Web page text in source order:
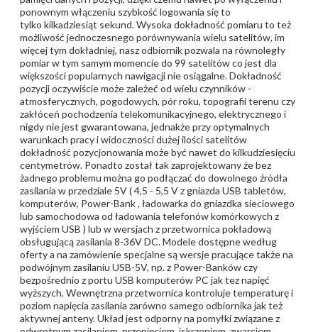
ponownym włączeniu szybkość logowania się to
tylko kilkadziesiąt sekund. Wysoka dokładność pomiaru to też
możliwość jednoczesnego porównywania wielu satelitów, im
więcej tym dokładniej, nasz odbiornik pozwala na równoległy
pomiar w tym samym momencie do 99 satelitów co jest dla
większości popularnych nawigacji nie osiągalne. Dokładność
pozycji oczywiście może zależeć od wielu czynników -
atmosferycznych, pogodowych, pór roku, topografii terenu czy
zakłóceń pochodzenia telekomunikacyjnego, elektrycznego i
nigdy nie jest gwarantowana, jednakże przy optymalnych
warunkach pracy i widoczności dużej ilości satelitów
dokładność pozycjonowania może być nawet do kilkudziesięciu
centymetrów. Ponadto został tak zaprojektowany że bez
żadnego problemu można go podłączać do dowolnego źródła
zasilania w przedziale 5V ( 4,5 - 5,5 V z gniazda USB tabletów,
komputerów, Power-Bank , ładowarka do gniazdka sieciowego
lub samochodowa od ładowania telefonów komórkowych z
wyjściem USB ) lub w wersjach z przetwornica pokładową
obsługującą zasilania 8-36V DC. Modele dostępne według
oferty a na zamówienie specjalne są wersje pracujące także na
podwójnym zasilaniu USB-5V, np. z Power-Banków czy
bezpośrednio z portu USB komputerów PC jak tez napięć
wyższych. Wewnętrzna przetwornica kontroluje temperaturę i
poziom napięcia zasilania zarówno samego odbiornika jak też
aktywnej anteny. Układ jest odporny na pomyłki związane z